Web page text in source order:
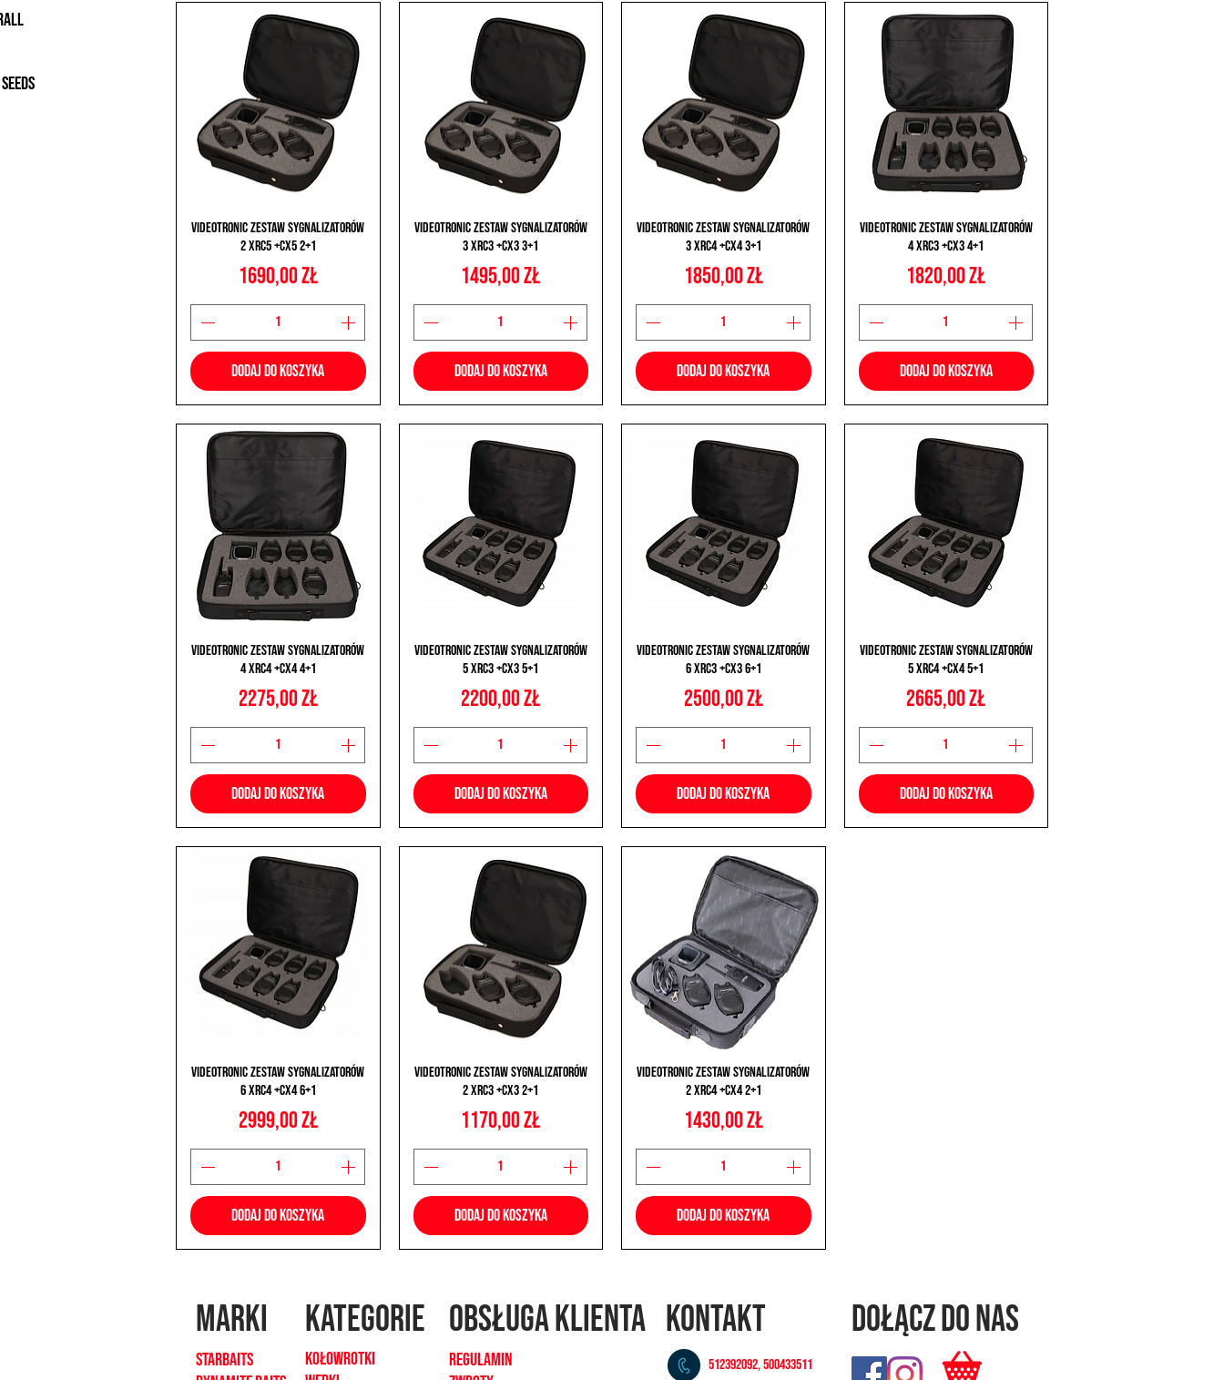
Podgląd
Videotronic Zestaw Sygnalizatorów
2 XRC5 +CX5 2+1
Cena
1690,00 zł
Dodaj do koszyka
Podgląd
Videotronic Zestaw Sygnalizatorów
3 XRC3 +CX3 3+1
Cena
1495,00 zł
Dodaj do koszyka
Podgląd
Videotronic Zestaw Sygnalizatorów
3 XRC4 +CX4 3+1
Cena
1850,00 zł
Dodaj do koszyka
Podgląd
Videotronic Zestaw Sygnalizatorów
4 XRC3 +CX3 4+1
Cena
1820,00 zł
Dodaj do koszyka
Podgląd
Videotronic Zestaw Sygnalizatorów
4 XRC4 +CX4 4+1
Cena
2275,00 zł
Dodaj do koszyka
Podgląd
Videotronic Zestaw Sygnalizatorów
5 XRC3 +CX3 5+1
Cena
2200,00 zł
Dodaj do koszyka
Podgląd
Videotronic Zestaw Sygnalizatorów
6 XRC3 +CX3 6+1
Cena
2500,00 zł
Dodaj do koszyka
Podgląd
Videotronic Zestaw Sygnalizatorów
5 XRC4 +CX4 5+1
Cena
2665,00 zł
Dodaj do koszyka
Podgląd
Videotronic Zestaw Sygnalizatorów
6 XRC4 +CX4 6+1
Cena
2999,00 zł
Dodaj do koszyka
Podgląd
Videotronic Zestaw Sygnalizatorów
2 XRC3 +CX3 2+1
Cena
1170,00 zł
Dodaj do koszyka
Podgląd
Videotronic Zestaw Sygnalizatorów
2 XRC4 +CX4 2+1
Cena
1430,00 zł
Dodaj do koszyka
MARKI
Starbaits
kategorie
Kołowrotki
OBSŁUGA KLIENTA
REGULAMIN
KONTAKT
512392092, 500433511
Dołącz do nas